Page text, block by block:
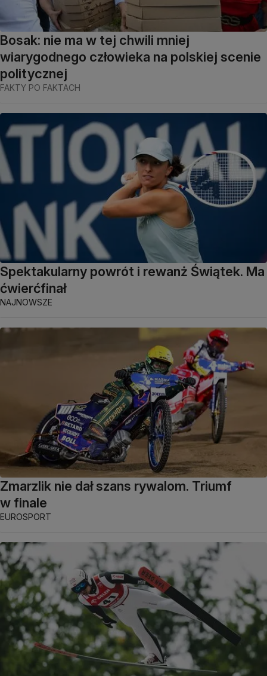
Bosak: nie ma w tej chwili mniej
wiarygodnego człowieka na polskiej scenie
politycznej
FAKTY PO FAKTACH
Spektakularny powrót i rewanż Świątek. Ma
ćwierćfinał
NAJNOWSZE
Zmarzlik nie dał szans rywalom. Triumf
w finale
EUROSPORT